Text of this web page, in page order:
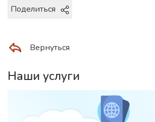
Поделиться
Вернуться
Наши услуги